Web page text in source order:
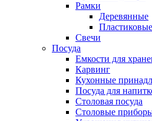
Рамки
Деревянные
Пластиковые
Свечи
Посуда
Емкости для
Карвинг
Кухонные
Посуда для
Столовая посуда
Столовые